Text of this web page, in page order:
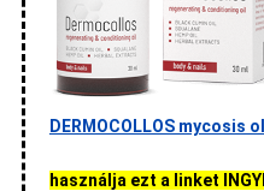
DERMOCOLLOS mycosis
használja ezt a linket